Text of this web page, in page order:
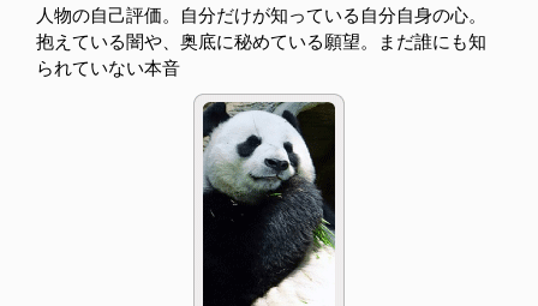
人物の自己評価。自分だけが知っている自分自身の心。
抱えている闇や、奥底に秘めている願望。まだ誰にも知
られていない本音